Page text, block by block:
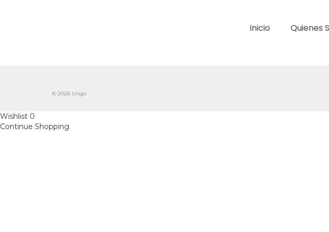
Inicio Quienes
© 2026 Urigo
Wishlist 0
Continue Shopping